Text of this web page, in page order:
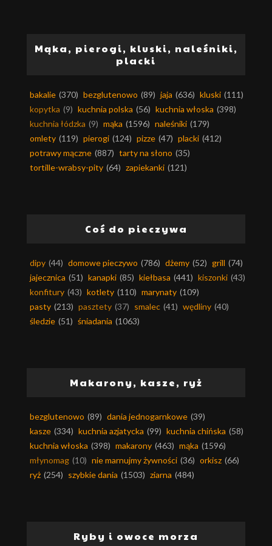
Mąka, pierogi, kluski, naleśniki,
placki
bakalie (370) bezglutenowo (89) jaja (636) kluski (111)
kopytka (9) kuchnia polska (56) kuchnia włoska (398)
kuchnia łódzka (9) mąka (1596) naleśniki (179)
omlety (119) pierogi (124) pizze (47) placki (412)
potrawy mączne (887) tarty na słono (35)
tortille-wrabsy-pity (64) zapiekanki (121)
Coś do pieczywa
dipy (44) domowe pieczywo (786) dżemy (52) grill (74)
jajecznica (51) kanapki (85) kiełbasa (441) kiszonki (43)
konfitury (43) kotlety (110) marynaty (109)
pasty (213) pasztety (37) smalec (41) wędliny (40)
śledzie (51) śniadania (1063)
Makarony, kasze, ryż
bezglutenowo (89) dania jednogarnkowe (39)
kasze (334) kuchnia azjatycka (99) kuchnia chińska (58)
kuchnia włoska (398) makarony (463) mąka (1596)
młynomag (10) nie marnujmy żywności (36) orkisz (66)
ryż (254) szybkie dania (1503) ziarna (484)
Ryby i owoce morza